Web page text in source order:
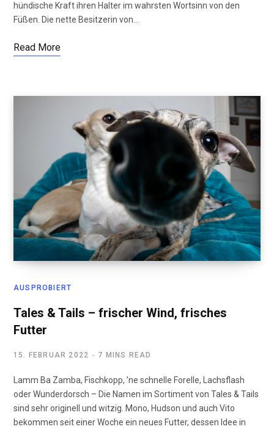
hündische Kraft ihren Halter im wahrsten Wortsinn von den
Füßen. Die nette Besitzerin von…
Read More
AUSPROBIERT
Tales & Tails – frischer Wind, frisches
Futter
15. FEBRUAR 2022 7 MINS READ
Lamm Ba Zamba, Fischkopp, ’ne schnelle Forelle, Lachsflash
oder Wunderdorsch – Die Namen im Sortiment von Tales & Tails
sind sehr originell und witzig. Mono, Hudson und auch Vito
bekommen seit einer Woche ein neues Futter, dessen Idee in